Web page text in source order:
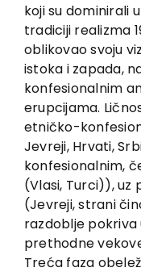
koji su dominirali
tradiciji realizma
oblikovao svoju
istoka i zapada,
konfesionalnim
erupcijama.
etničko-
Jevreji, Hrvati,
konfesionalnim,
(Vlasi, Turci)), uz
(Jevreji, strani
razdoblje pokriva
prethodne
Treća faza